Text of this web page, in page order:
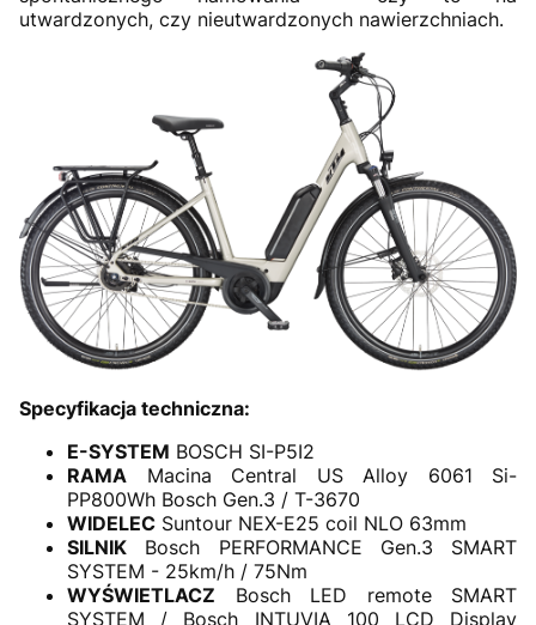
utwardzonych, czy nieutwardzonych nawierzchniach.
Specyfikacja techniczna:
E-SYSTEM BOSCH SI-P5I2
RAMA Macina Central US Alloy 6061 Si-
PP800Wh Bosch Gen.3 / T-3670
WIDELEC Suntour NEX-E25 coil NLO 63mm
SILNIK Bosch PERFORMANCE Gen.3 SMART
SYSTEM - 25km/h / 75Nm
WYŚWIETLACZ Bosch LED remote SMART
SYSTEM / Bosch INTUVIA 100 LCD Display